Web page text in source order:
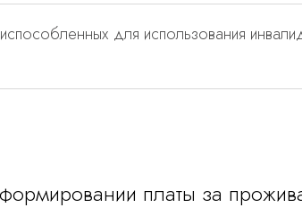
для использования
платы за